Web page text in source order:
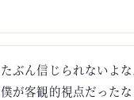
たぶん信じられないよ
僕が客観的視点だった